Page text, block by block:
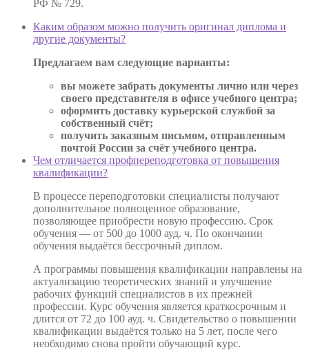
РФ № 729.
Каким образом можно получить оригинал диплома и
другие документы?
Предлагаем вам следующие варианты:
вы можете забрать документы лично или через
своего представителя в офисе учебного центра;
оформить доставку курьерской службой за
собственный счёт;
получить заказным письмом, отправленным
почтой России за счёт учебного центра.
Чем отличается профпереподготовка от повышения
квалификации?
В процессе переподготовки специалисты получают
дополнительное полноценное образование,
позволяющее приобрести новую профессию. Срок
обучения — от 500 до 1000 ауд. ч. По окончании
обучения выдаётся бессрочный диплом.
А программы повышения квалификации направлены на
актуализацию теоретических знаний и улучшение
рабочих функций специалистов в их прежней
профессии. Курс обучения является краткосрочным и
длится от 72 до 100 ауд. ч. Свидетельство о повышении
квалификации выдаётся только на 5 лет, после чего
необходимо снова пройти обучающий курс.